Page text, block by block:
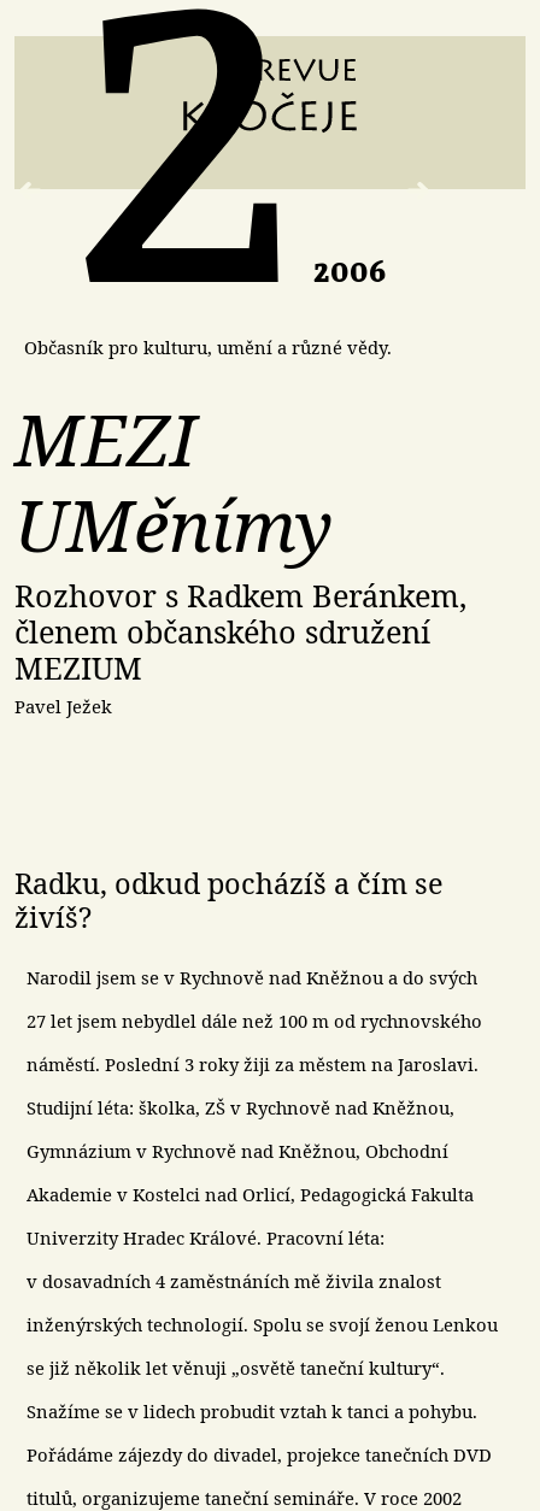
2006
Občasník pro kulturu, umění a různé vědy.
MEZI
UMěnímy
Rozhovor s Radkem Beránkem,
členem občanského sdružení
MEZIUM
Pavel Ježek
Radku, odkud pocházíš a čím se
živíš?
Narodil jsem se v Rychnově nad Kněžnou a do svých
27 let jsem nebydlel dále než 100 m od rychnovského
náměstí. Poslední 3 roky žiji za městem na Jaroslavi.
Studijní léta: školka, ZŠ v Rychnově nad Kněžnou,
Gymnázium v Rychnově nad Kněžnou, Obchodní
Akademie v Kostelci nad Orlicí, Pedagogická Fakulta
Univerzity Hradec Králové. Pracovní léta:
v dosavadních 4 zaměstnáních mě živila znalost
inženýrských technologií. Spolu se svojí ženou Lenkou
se již několik let věnuji „osvětě taneční kultury“.
Snažíme se v lidech probudit vztah k tanci a pohybu.
Pořádáme zájezdy do divadel, projekce tanečních DVD
titulů, organizujeme taneční semináře. V roce 2002